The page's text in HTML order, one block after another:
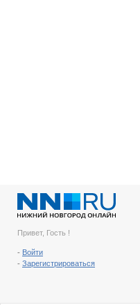
Привет, Гость !
- Войти
- Зарегистрироваться